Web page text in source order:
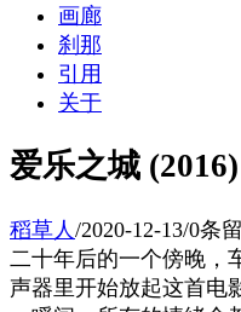
画廊
刹那
引用
关于
爱乐之城 (2016)
稻草人 /2020-12-13/0条
二十年后的一个傍晚，
声器里开始放起这首电